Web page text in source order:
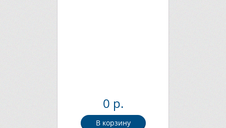
0 р.
В корзину